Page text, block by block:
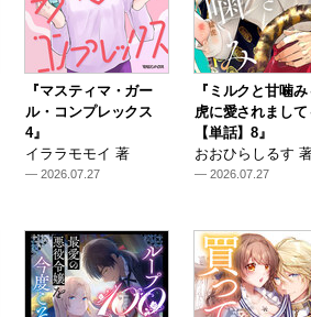
『マスティマ・ガー
ル・コンプレックス
4』
イララモモイ 著
— 2026.07.27
『ミルクと甘噛
虎に愛されまして
【単話】8』
おおひらしるす
— 2026.07.27